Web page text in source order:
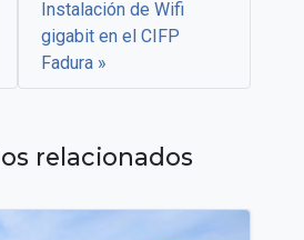
Instalación de Wifi
gigabit en el CIFP
Fadura
relacionados